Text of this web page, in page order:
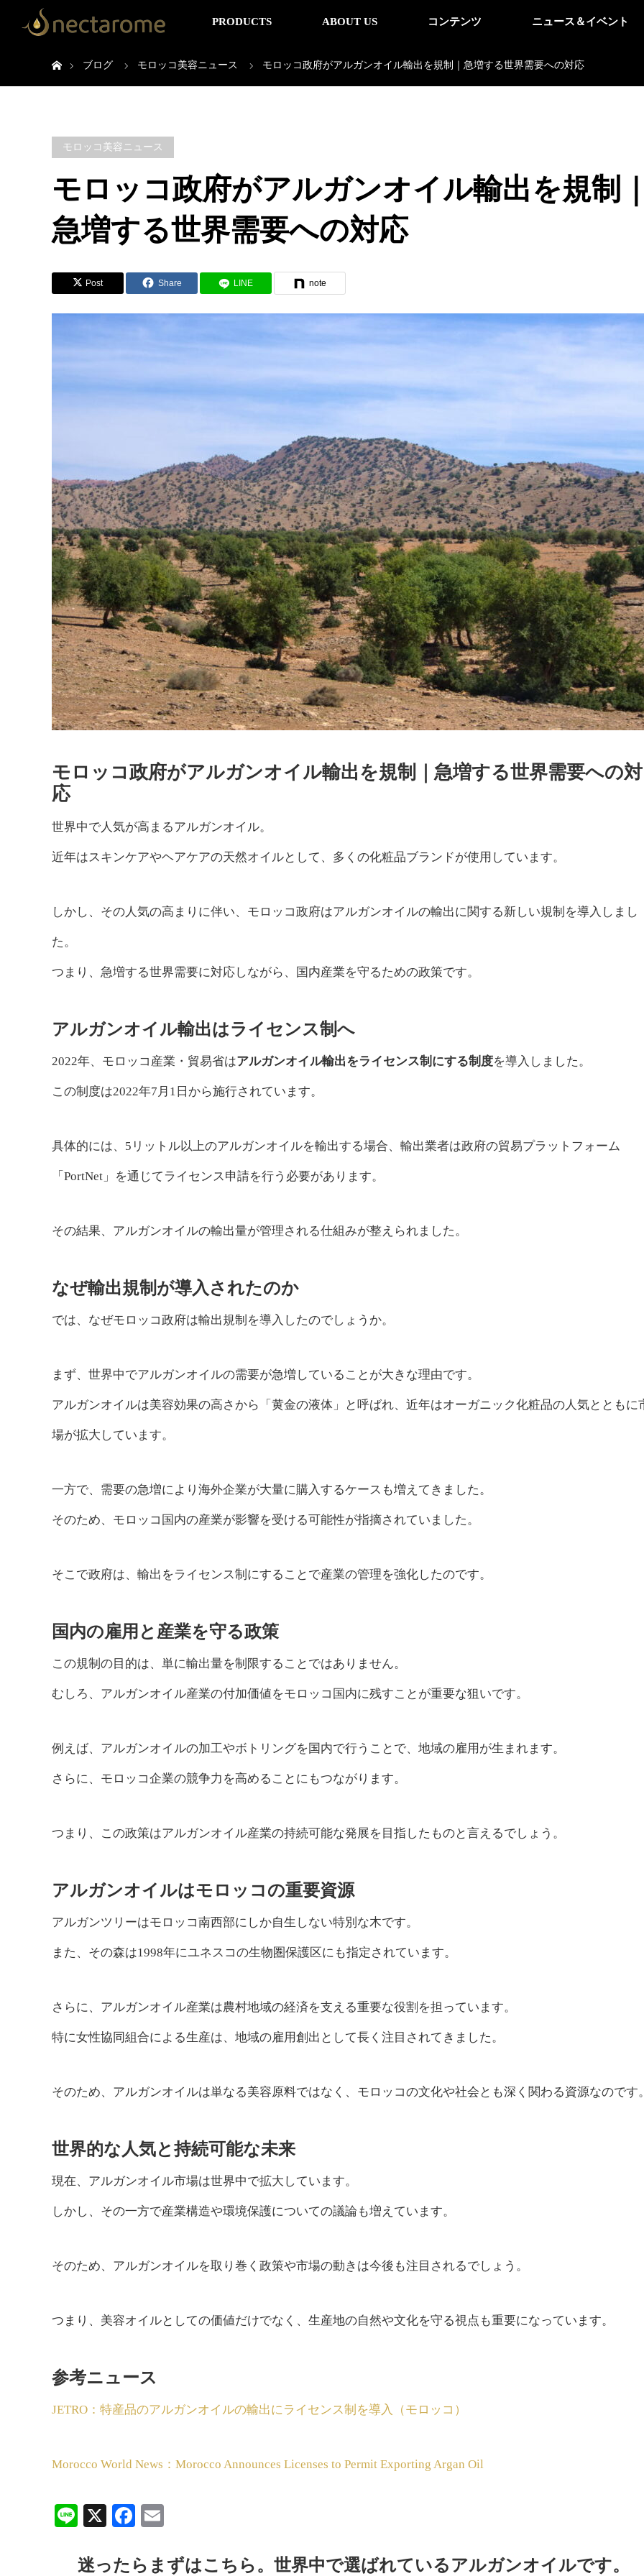
PRODUCTS ABOUT US コンテンツ ニュース＆イベント
ブログ
モロッコ美容ニュース モロッコ政府がアルガンオイル輸出を規制｜急増する世界需要への対応
モロッコ美容ニュース
モロッコ政府がアルガンオイル輸出を規制
急増する世界需要への対応
Post Share LINE note
モロッコ政府がアルガンオイル輸出を規制｜急増する世界需要への対
応
世界中で人気が高まるアルガンオイル。
近年はスキンケアやヘアケアの天然オイルとして、多くの化粧品ブランドが使用しています。
しかし、その人気の高まりに伴い、モロッコ政府はアルガンオイルの輸出に関する新しい規制を導入しまし
た。
つまり、急増する世界需要に対応しながら、国内産業を守るための政策です。
アルガンオイル輸出はライセンス制へ
2022年、モロッコ産業・貿易省はアルガンオイル輸出をライセンス制にする制度を導入しました。
この制度は2022年7月1日から施行されています。
具体的には、5リットル以上のアルガンオイルを輸出する場合、輸出業者は政府の貿易プラットフォーム
「PortNet」を通じてライセンス申請を行う必要があります。
その結果、アルガンオイルの輸出量が管理される仕組みが整えられました。
なぜ輸出規制が導入されたのか
では、なぜモロッコ政府は輸出規制を導入したのでしょうか。
まず、世界中でアルガンオイルの需要が急増していることが大きな理由です。
アルガンオイルは美容効果の高さから「黄金の液体」と呼ばれ、近年はオーガニック化粧品の人気とともに
場が拡大しています。
一方で、需要の急増により海外企業が大量に購入するケースも増えてきました。
そのため、モロッコ国内の産業が影響を受ける可能性が指摘されていました。
そこで政府は、輸出をライセンス制にすることで産業の管理を強化したのです。
国内の雇用と産業を守る政策
この規制の目的は、単に輸出量を制限することではありません。
むしろ、アルガンオイル産業の付加価値をモロッコ国内に残すことが重要な狙いです。
例えば、アルガンオイルの加工やボトリングを国内で行うことで、地域の雇用が生まれます。
さらに、モロッコ企業の競争力を高めることにもつながります。
つまり、この政策はアルガンオイル産業の持続可能な発展を目指したものと言えるでしょう。
アルガンオイルはモロッコの重要資源
アルガンツリーはモロッコ南西部にしか自生しない特別な木です。
また、その森は1998年にユネスコの生物圏保護区にも指定されています。
さらに、アルガンオイル産業は農村地域の経済を支える重要な役割を担っています。
特に女性協同組合による生産は、地域の雇用創出として長く注目されてきました。
そのため、アルガンオイルは単なる美容原料ではなく、モロッコの文化や社会とも深く関わる資源なのです
世界的な人気と持続可能な未来
現在、アルガンオイル市場は世界中で拡大しています。
しかし、その一方で産業構造や環境保護についての議論も増えています。
そのため、アルガンオイルを取り巻く政策や市場の動きは今後も注目されるでしょう。
つまり、美容オイルとしての価値だけでなく、生産地の自然や文化を守る視点も重要になっています。
参考ニュース
JETRO：特産品のアルガンオイルの輸出にライセンス制を導入（モロッコ）
Morocco World News：Morocco Announces Licenses to Permit Exporting Argan Oil
LineX Facebook
迷ったらまずはこちら。世界中で選ばれているアルガンオイルです。